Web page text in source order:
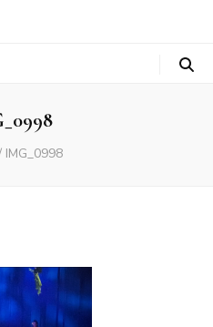
ルアヌイ
IMG_0998